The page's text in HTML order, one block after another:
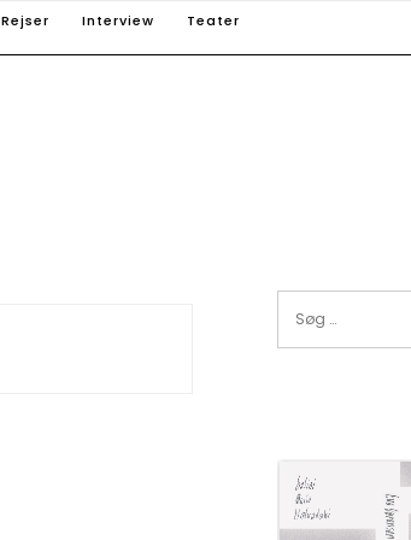
Rejser Interview Teater